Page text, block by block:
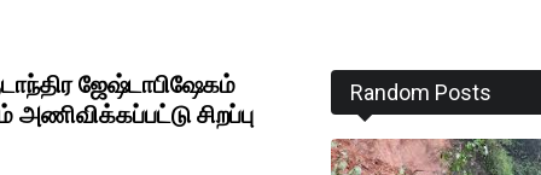
ஜேஷ்டாபிஷேகம்
சிறப்பு
Random Posts